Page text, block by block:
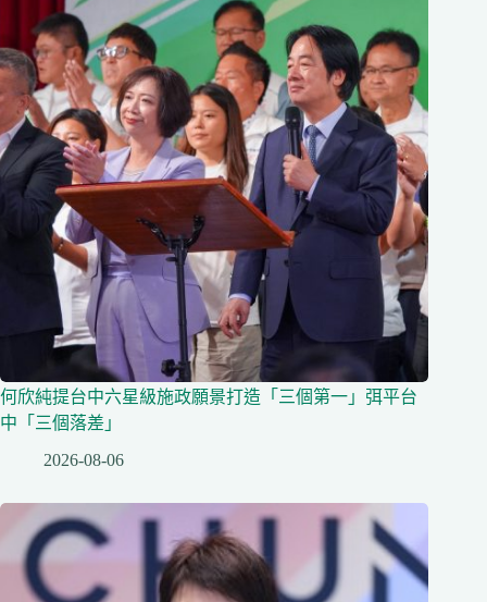
何欣純提台中六星級施政願景打造「三個第一」弭平台
中「三個落差」
2026-08-06